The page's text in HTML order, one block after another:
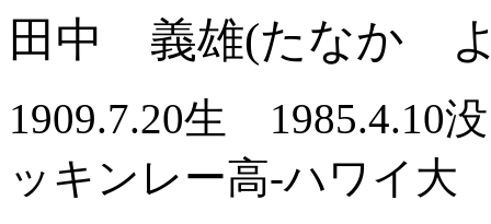
田中 義雄(たなか
1909.7.20生
ッキンレー高-ハワイ